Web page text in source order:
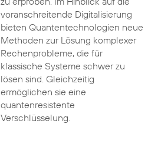
voranschreitende Digitalisierung
bieten Quantentechnologien neue
Methoden zur Lösung komplexer
Rechenprobleme, die für
klassische Systeme schwer zu
lösen sind. Gleichzeitig
ermöglichen sie eine
quantenresistente
Verschlüsselung.